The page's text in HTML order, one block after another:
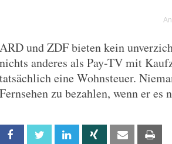
ARD und ZDF bieten kein
nichts anderes als Pay-TV mit
tatsächlich eine Wohnsteuer.
Fernsehen zu bezahlen, wenn er es
Facebook Twitter Linkedin Xing Email